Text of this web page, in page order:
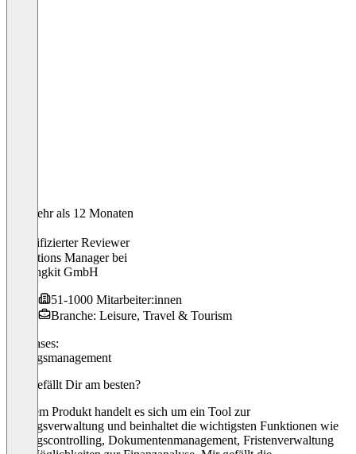
Vor mehr als 12 Monaten
Verifizierter Reviewer
Operations Managerbei
bookingkit GmbH
51-1000 Mitarbeiter:innen
Branche: Leisure, Travel & Tourism
Use cases:
Vertragsmanagement
Was gefällt Dir am besten?
Bei dem Produkt handelt es sich um ein Tool zur
Vertragsverwaltung und beinhaltet die wichtigsten Funktionen wie
Vertragscontrolling, Dokumentenmanagement, Fristenverwaltung